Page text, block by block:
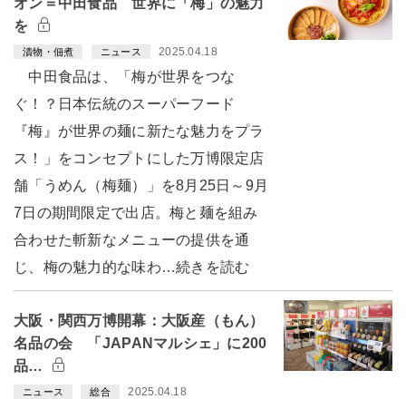
を
漬物・佃煮 ニュース 2025.04.18
中田食品は、「梅が世界をつな
ぐ！？日本伝統のスーパーフード
『梅』が世界の麺に新たな魅力をプラ
ス！」をコンセプトにした万博限定店
舗「うめん（梅麺）」を8月25日～9月
7日の期間限定で出店。梅と麺を組み
合わせた斬新なメニューの提供を通
じ、梅の魅力的な味わ…続きを読む
大阪・関西万博開幕：大阪産（もん）
名品の会 「JAPANマルシェ」に200
品…
ニュース 総合 2025.04.18